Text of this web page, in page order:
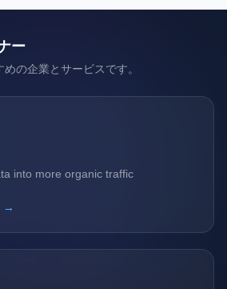
ー
の企業とサービスです。
into more organic traffic
→